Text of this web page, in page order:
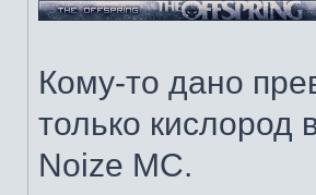
Кому-то дано
только кислород
Noize MC.